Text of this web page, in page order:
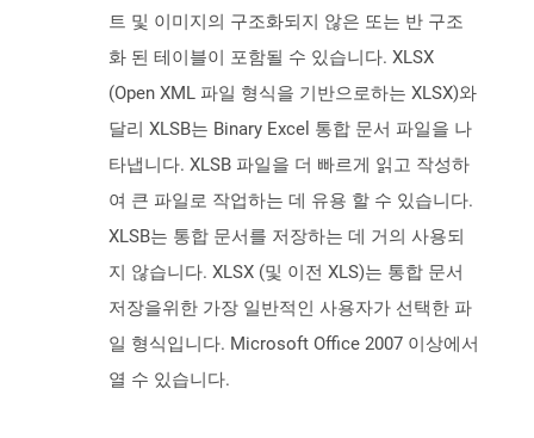
트 및 이미지의 구조화되지 않은 또는 반 구조
화 된 테이블이 포함될 수 있습니다. XLSX
(Open XML 파일 형식을 기반으로하는 XLSX)와
달리 XLSB는 Binary Excel 통합 문서 파일을 나
타냅니다. XLSB 파일을 더 빠르게 읽고 작성하
여 큰 파일로 작업하는 데 유용 할 수 있습니다.
XLSB는 통합 문서를 저장하는 데 거의 사용되
지 않습니다. XLSX (및 이전 XLS)는 통합 문서
저장을위한 가장 일반적인 사용자가 선택한 파
일 형식입니다. Microsoft Office 2007 이상에서
열 수 있습니다.